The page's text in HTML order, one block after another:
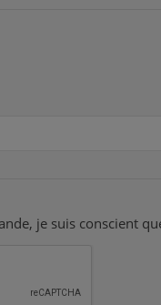
je suis conscient